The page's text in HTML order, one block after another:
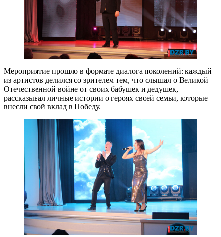
Мероприятие прошло в формате диалога поколений: каждый
из артистов делился со зрителем тем, что слышал о Великой
Отечественной войне от своих бабушек и дедушек,
рассказывал личные истории о героях своей семьи, которые
внесли свой вклад в Победу.